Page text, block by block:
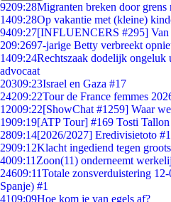
9209:28Migranten breken door grens
1409:28Op vakantie met (kleine)
9409:27[INFLUENCERS #295] Van
209:2697-jarige Betty verbreekt
1409:24Rechtszaak dodelijk ongeluk
advocaat
20309:23Israel en Gaza #17
24209:22Tour de France femmes
12009:22[ShowChat #1259] Waar
1909:19[ATP Tour] #169 Tosti
2809:14[2026/2027] Eredivisietoto #1
2909:12Klacht ingediend tegen
4009:11 Zoon(11) onderneemt
24609:11Totale zonsverduistering
Spanje) #1
4109:09Hoe kom je van egels af?